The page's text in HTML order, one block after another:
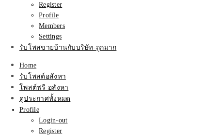
SEOขายบ้าน
Register
Profile
Members
Settings
รับโพสขายบ้านกับบริษัท-ถูกมาก
Home
รับโพสต์อสังหา
โพสต์ฟรี อสังหา
ดูประกาศทั้งหมด
Profile
Login-out
Register